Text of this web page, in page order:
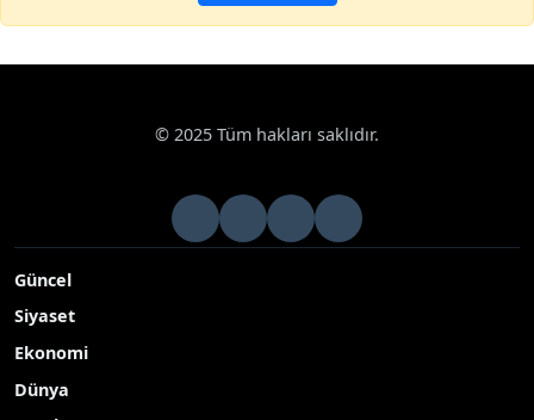
Haberde İnsan Van’da çığ felaketinde hayatını
kadın son yolculuğuna uğurlandı
Van’ın Çatak ilçesinde meydana gelen çığ felaketinde kar
kadının cenazesi toprağa verildi
Yayınlanma Tarihi: 02.01.2026 17:22